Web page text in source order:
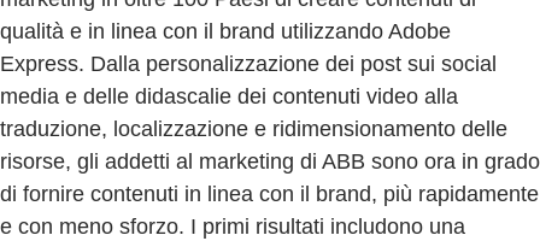
qualità e in linea con il brand utilizzando Adobe
Express. Dalla personalizzazione dei post sui social
media e delle didascalie dei contenuti video alla
traduzione, localizzazione e ridimensionamento delle
risorse, gli addetti al marketing di ABB sono ora in grado
di fornire contenuti in linea con il brand, più rapidamente
e con meno sforzo. I primi risultati includono una